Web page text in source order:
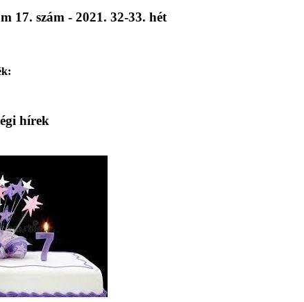
17. szám - 2021. 32-33. hét
hírek